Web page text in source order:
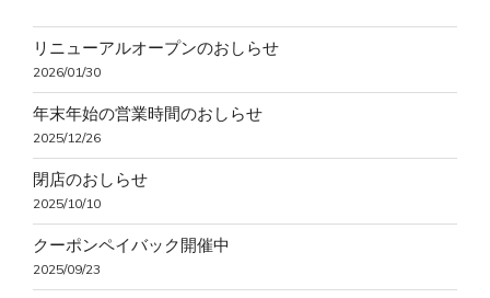
リニューアルオープンのおしらせ
2026/01/30
年末年始の営業時間のおしらせ
2025/12/26
閉店のおしらせ
2025/10/10
クーポンペイバック開催中
2025/09/23